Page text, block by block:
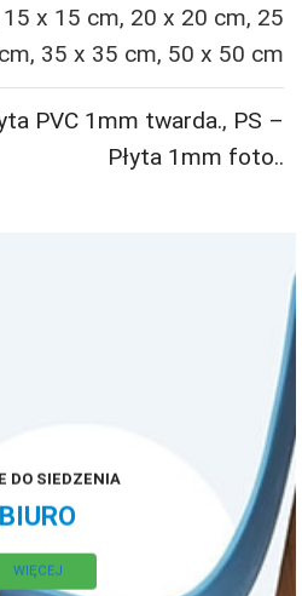
x 15 cm, 20 x 20 cm, 25
35 x 35 cm, 50 x 50 cm
PVC 1mm twarda., PS –
Płyta 1mm foto..
DO SIEDZENIA
BIURO
WIĘCEJ